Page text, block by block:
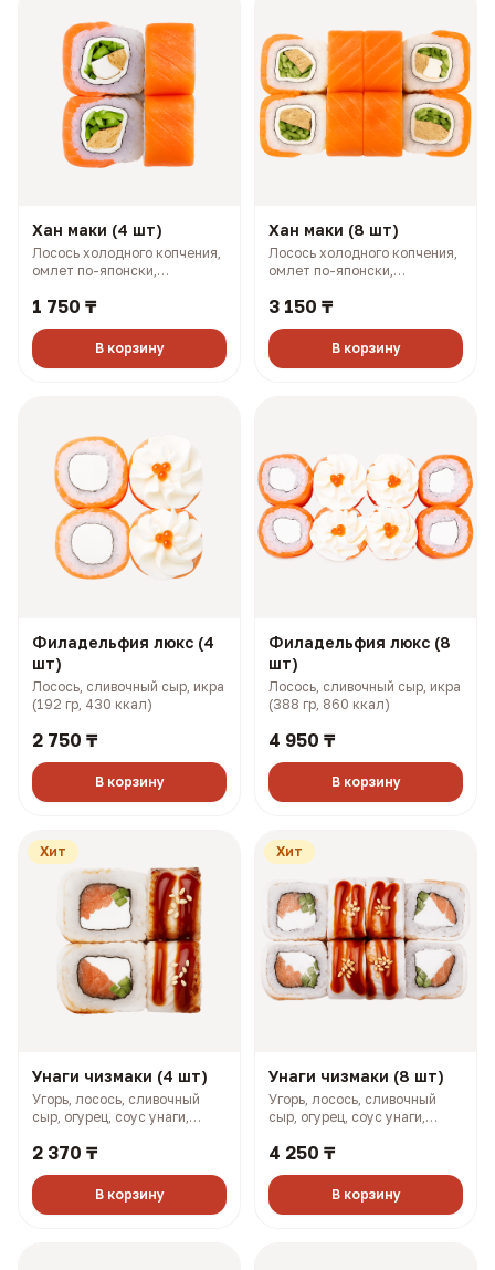
Хан маки (4 шт)
Лосось холодного копчения,
омлет по-японски,
гр, 234 ккал)
1 750 ₸
В корзину
Хан маки (8 шт)
Лосось холодного копчения,
омлет по-японски,
гр, 468 ккал)
3 150 ₸
В корзину
Филадельфия люкс (4
шт)
Лосось, сливочный сыр, икра
(192 гр, 430 ккал)
2 750 ₸
В корзину
Филадельфия люкс (8
шт)
Лосось, сливочный сыр, икра
(388 гр, 860 ккал)
4 950 ₸
В корзину
Хит
Унаги чизмаки (4 шт)
Угорь, лосось, сливочный
сыр, огурец, соус унаги,
2 370 ₸
В корзину
Хит
Унаги чизмаки (8 шт)
Угорь, лосось, сливочный
сыр, огурец, соус унаги,
4 250 ₸
В корзину